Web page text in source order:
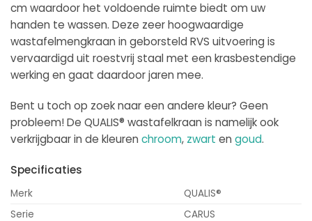
cm waardoor het voldoende ruimte biedt om uw
handen te wassen. Deze zeer hoogwaardige
wastafelmengkraan in geborsteld RVS uitvoering is
vervaardigd uit roestvrij staal met een krasbestendige
werking en gaat daardoor jaren mee.
Bent u toch op zoek naar een andere kleur? Geen
probleem! De QUALIS® wastafelkraan is namelijk ook
verkrijgbaar in de kleuren chroom, zwart en goud.
Specificaties
Merk
QUALIS®
Serie
CARUS